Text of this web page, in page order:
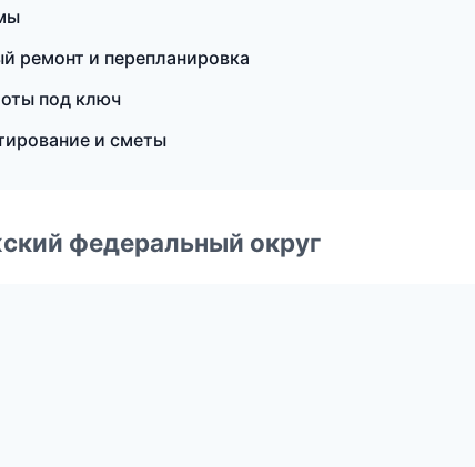
ремонт и перепланировка
под ключ
и сметы
федеральный округ